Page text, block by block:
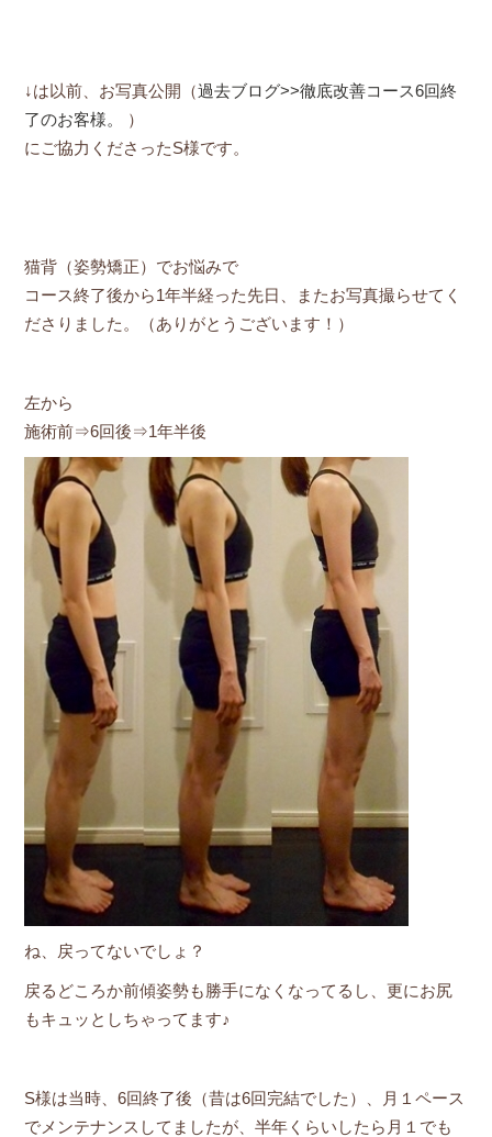
↓は以前、お写真公開（過去ブログ>>徹底改善コース6回終
了のお客様。
）
にご協力くださったS様です。
猫背（姿勢矯正）でお悩みで
コース終了後から1年半経った先日、またお写真撮らせてく
ださりました。（ありがとうございます！）
左から
施術前⇒6回後⇒1年半後
ね、戻ってないでしょ？
戻るどころか前傾姿勢も勝手になくなってるし、更にお尻
もキュッとしちゃってます♪
S様は当時、6回終了後（昔は6回完結でした）、月１ペース
でメンテナンスしてましたが、半年くらいしたら月１でも